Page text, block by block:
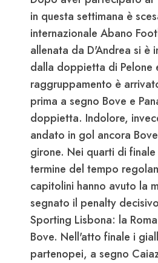
in questa settimana è
internazionale Abano
allenata da D'Andrea si è
dalla doppietta di
raggruppamento è
prima a segno Bove e
doppietta. Indolore,
andato in gol ancora
girone. Nei quarti di
termine del tempo
capitolini hanno avuto la
segnato il penalty
Sporting Lisbona: la
Bove. Nell'atto finale i
partenopei, a segno